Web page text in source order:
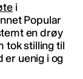
i
Popular
en drøy
tok stilling til
er uenig i og